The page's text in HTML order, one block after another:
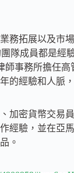
務拓展以及市
隊成員都是
師事務所擔任
的經驗和人脈
加密貨幣交易
經驗，並在亞
。